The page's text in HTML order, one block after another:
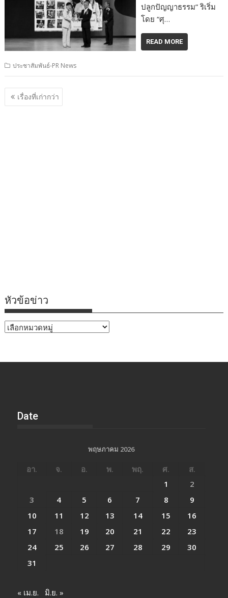
ปลูกปัญญาธรรม” ริเริ่ม
โดย “ศุ…
READ MORE
ประชาสัมพันธ์-PR News
แนะแนว
เรื่อง
เรื่องที่เก่ากว่า
หัวข้อข่าว
หัวข้อ
Date
พฤษภาคม 2026
อา. จ. อ. พ. พฤ. ศ.
ส.
1
2
3
4 5 6 7 8
9
10
11 12 13 14 15
16
17
18 19 20 21 22
23
24
25 26 27 28 29
30
31
« เม.ย. มิ.ย. »